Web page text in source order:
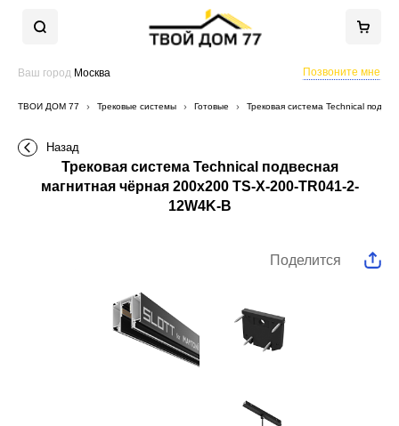
Ваш город Москва Позвоните мне
ТВОЙ ДОМ 77 Трековые системы Готовые Трековая система Technical
Назад
Трековая система Technical подвесная
магнитная чёрная 200x200 TS-X-200-TR041-2-
12W4K-B
Поделится